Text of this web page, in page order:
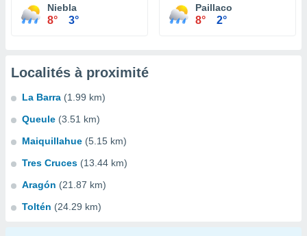
Niebla
8° 3°
Paillaco
8° 2°
Localités à proximité
La Barra (1.99 km)
Queule (3.51 km)
Maiquillahue (5.15 km)
Tres Cruces (13.44 km)
Aragón (21.87 km)
Toltén (24.29 km)